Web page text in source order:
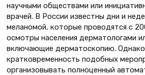
научными обществами или
врачей. В России известны дни и
меланомой, которые проводятся с
осмотры населения дерматологами
включающие дерматоскопию.
кратковременность подобных
организовывать полноценный